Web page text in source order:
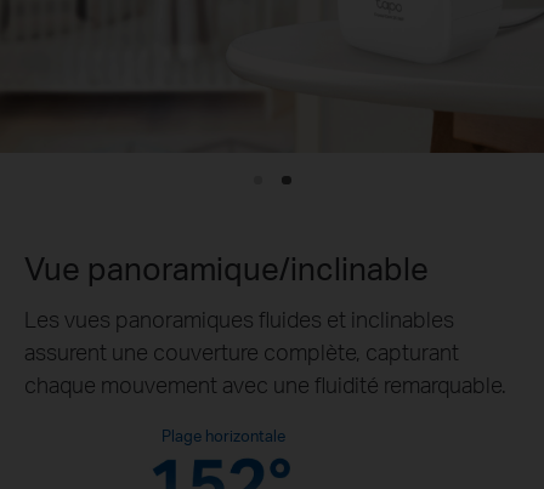
Vue panoramique/inclinable
Les vues panoramiques fluides et inclinables
assurent une couverture complète, capturant
chaque mouvement avec une fluidité remarquable.
Plage horizontale